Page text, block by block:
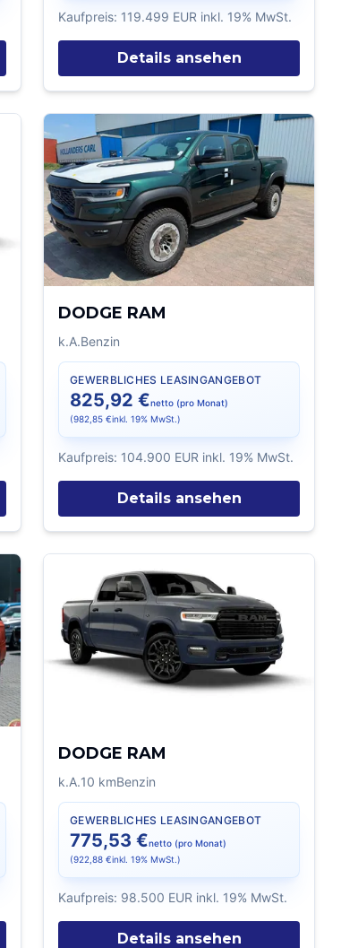
Kaufpreis: 119.499 EUR inkl. 19% MwSt.
Details ansehen
DODGE RAM
k.A.Benzin
GEWERBLICHES LEASINGANGEBOT
825,92 €netto (pro Monat)
(982,85 €inkl. 19% MwSt.)
Kaufpreis: 104.900 EUR inkl. 19% MwSt.
Details ansehen
DODGE RAM
k.A.10 kmBenzin
GEWERBLICHES LEASINGANGEBOT
775,53 €netto (pro Monat)
(922,88 €inkl. 19% MwSt.)
Kaufpreis: 98.500 EUR inkl. 19% MwSt.
Details ansehen